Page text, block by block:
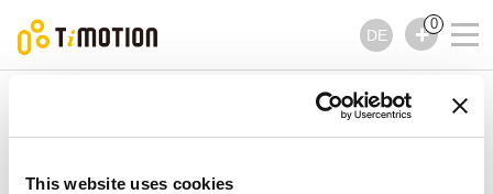
This website uses cookies
DE
0
TL14K Serie
Hubsäulen